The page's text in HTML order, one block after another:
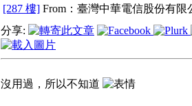
[287 樓] From：臺灣中華電信股份有限
分享:
沒用過，所以不知道